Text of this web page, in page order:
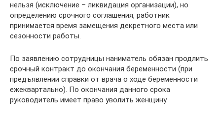
нельзя (исключение – ликвидация организации), но
определению срочного соглашения, работник
принимается время замещения декретного места или
сезонности работы.
По заявлению сотрудницы наниматель обязан продлить
срочный контракт до окончания беременности (при
предъявлении справки от врача о ходе беременности
ежеквартально). По окончания данного срока
руководитель имеет право уволить женщину.